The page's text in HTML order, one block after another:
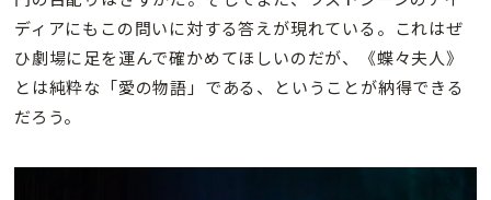
ディアにもこの問いに対する答えが現れている。これはぜ
ひ劇場に足を運んで確かめてほしいのだが、《蝶々夫人》
とは純粋な「愛の物語」である、ということが納得できる
だろう。